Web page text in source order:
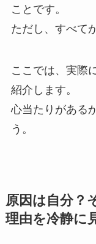
ことです。
ただし、すべて
ここでは、実際
紹介します。
心当たりがある
う。
原因は自分？
理由を冷静に